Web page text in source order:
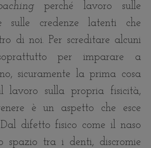
perché lavoro sulle
sulle credenze latenti che
di noi. Per screditare alcuni
per imparare a
sicuramente la prima cosa
sulla propria fisicità,
è un aspetto che esce
difetto fisico come il naso
spazio tra i denti, discromie